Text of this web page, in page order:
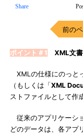
Share
前の
ポイント＃1 XML文
XMLの仕様にのっと
（もしくは「XML
ストファイルとして作
従来のアプリケーシ
どのデータは、各アプ